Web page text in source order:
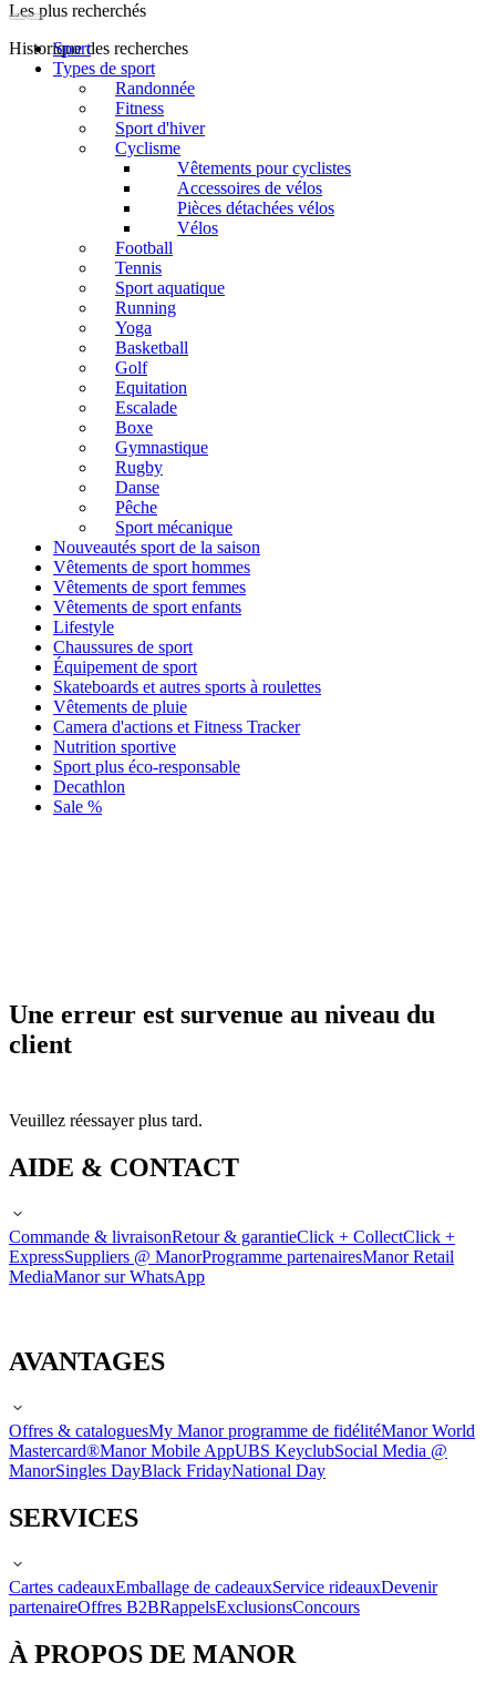
Les plus recherchés
Historique des recherches
Sport
Types de sport
Randonnée
Fitness
Sport d'hiver
Cyclisme
Vêtements pour cyclistes
Accessoires de vélos
Pièces détachées vélos
Vélos
Football
Tennis
Sport aquatique
Running
Yoga
Basketball
Golf
Equitation
Escalade
Boxe
Gymnastique
Rugby
Danse
Pêche
Sport mécanique
Nouveautés sport de la saison
Vêtements de sport hommes
Vêtements de sport femmes
Vêtements de sport enfants
Lifestyle
Chaussures de sport
Équipement de sport
Skateboards et autres sports à roulettes
Vêtements de pluie
Camera d'actions et Fitness Tracker
Nutrition sportive
Sport plus éco-responsable
Decathlon
Sale %
Une erreur est survenue au niveau du
client
Veuillez réessayer plus tard.
AIDE & CONTACT
Commande & livraisonRetour & garantieClick + CollectClick +
ExpressSuppliers @ ManorProgramme partenairesManor Retail
MediaManor sur WhatsApp
AVANTAGES
Offres & cataloguesMy Manor programme de fidélitéManor World
Mastercard®Manor Mobile AppUBS KeyclubSocial Media @
ManorSingles DayBlack FridayNational Day
SERVICES
Cartes cadeauxEmballage de cadeauxService rideauxDevenir
partenaireOffres B2BRappelsExclusionsConcours
À PROPOS DE MANOR